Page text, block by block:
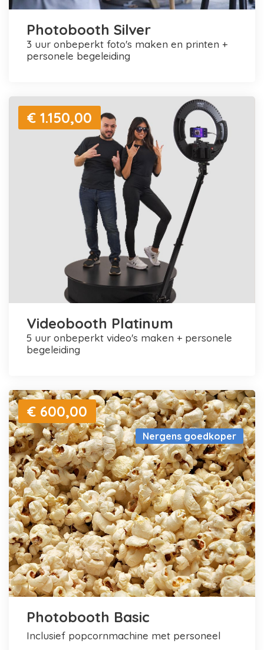
Photobooth Silver
3 uur onbeperkt foto's maken en printen +
personele begeleiding
€ 1.150,00
Videobooth Platinum
5 uur onbeperkt video's maken + personele
begeleiding
Nergens goedkoper
€ 600,00
Photobooth Basic
inclusief popcornmachine met personeel